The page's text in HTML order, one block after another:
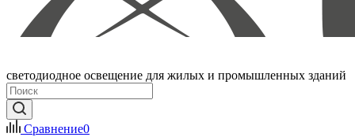
светодиодное освещение для жилых и промышленных зданий
Сравнение0